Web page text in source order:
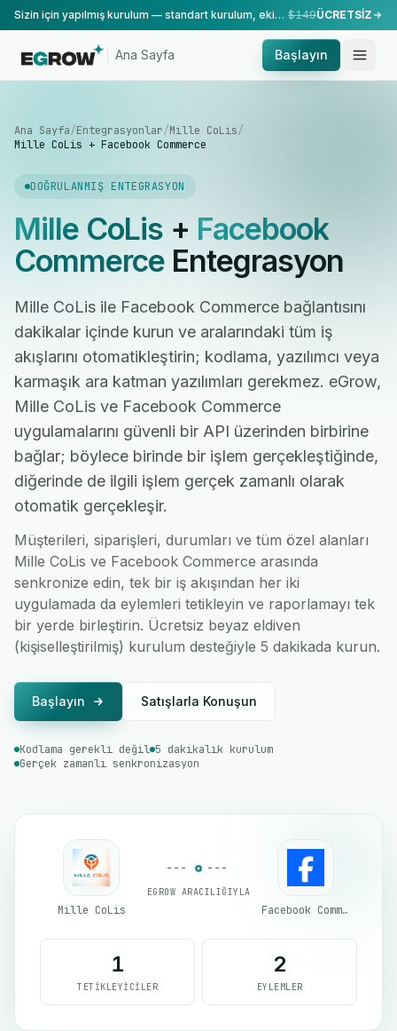
Sizin için yapılmış kurulum — standart kurulum, ekibimiz tarafından yapılır. $149ÜCRETSİZ
Ana Sayfa Başlayın
Ana Sayfa/Entegrasyonlar/Mille CoLis/
Mille CoLis + Facebook Commerce
DOĞRULANMIŞ ENTEGRASYON
Mille CoLis+ Facebook
CommerceEntegrasyon
Mille CoLis ile Facebook Commerce bağlantısını
dakikalar içinde kurun ve aralarındaki tüm iş
akışlarını otomatikleştirin; kodlama, yazılımcı veya
karmaşık ara katman yazılımları gerekmez. eGrow,
Mille CoLis ve Facebook Commerce
uygulamalarını güvenli bir API üzerinden birbirine
bağlar; böylece birinde bir işlem gerçekleştiğinde,
diğerinde de ilgili işlem gerçek zamanlı olarak
otomatik gerçekleşir.
Müşterileri, siparişleri, durumları ve tüm özel alanları
Mille CoLis ve Facebook Commerce arasında
senkronize edin, tek bir iş akışından her iki
uygulamada da eylemleri tetikleyin ve raporlamayı tek
bir yerde birleştirin. Ücretsiz beyaz eldiven
(kişiselleştirilmiş) kurulum desteğiyle 5 dakikada kurun.
Başlayın Satışlarla Konuşun
Kodlama gerekli değil 5 dakikalık kurulum
Gerçek zamanlı senkronizasyon
Mille CoLis
EGROW ARACILIĞIYLA
Facebook Commerce
1
TETIKLEYICILER
2
EYLEMLER